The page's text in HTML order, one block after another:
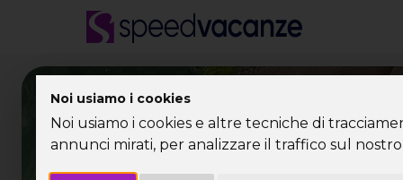
Noi usiamo i cookies
Noi usiamo i cookies e altre tecniche di
annunci mirati, per analizzare il traffico sul